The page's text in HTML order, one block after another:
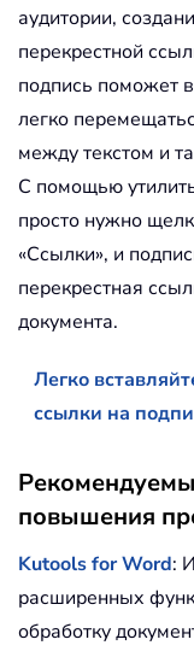
аудитории,
перекрестной
подпись поможет
легко
между текстом и
С помощью
просто нужно
«Ссылки», и
перекрестная
документа.
Легко
ссылки на
повышения
Kutools for Word:
расширенных
обработку